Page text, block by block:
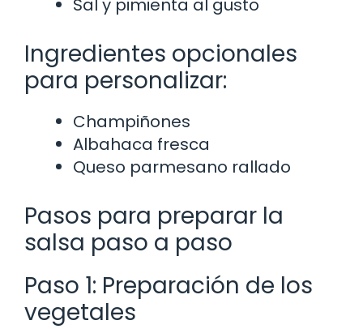
Sal y pimienta al gusto
Ingredientes opcionales
para personalizar:
Champiñones
Albahaca fresca
Queso parmesano rallado
Pasos para preparar la
salsa paso a paso
Paso 1: Preparación de los
vegetales